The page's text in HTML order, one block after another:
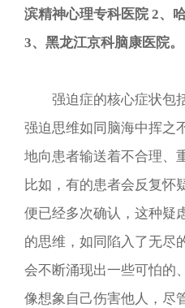
滨精神心理专科医院 2、
3、黑龙江京科脑康医院。
强迫症的核心症状包括
强迫思维如同脑海中挥之
地向患者输送着不合理、
比如，有的患者会反复怀
便已经多次确认，这种疑
的思维，如同陷入了无尽
会不断涌现出一些可怕的
像想象自己伤害他人，尽